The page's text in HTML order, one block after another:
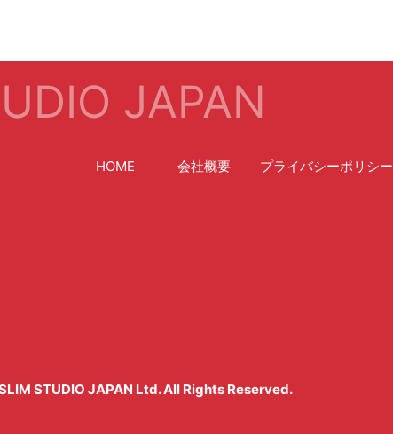
JAPAN
HOME 会社概要 プライバシーポリシー
STUDIO JAPAN Ltd. All Rights Reserved.